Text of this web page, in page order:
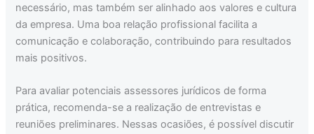
necessário, mas também ser alinhado aos valores e cultura
da empresa. Uma boa relação profissional facilita a
comunicação e colaboração, contribuindo para resultados
mais positivos.
Para avaliar potenciais assessores jurídicos de forma
prática, recomenda-se a realização de entrevistas e
reuniões preliminares. Nessas ocasiões, é possível discutir